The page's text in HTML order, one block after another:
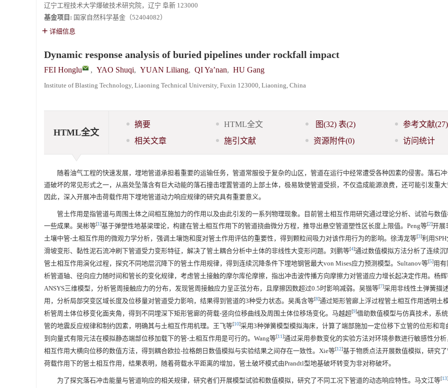
辽宁工程技术大学爆破技术研究院，辽宁 阜新 123000
基金项目: 国家自然科学基金（52404082）
详细信息
Dynamic response analysis of buried pipelines under rockfall impact
FEI Honglu , YAO Shuqi, YUAN Liliang, QI Ya’nan, HU Gang
Institute of Blasting Technology, Liaoning Technical University, Fuxin 123000, Liaoning, China
HTML全文
摘要 HTML全文 图(32) 表(2) 参考文献(27)
相关文章
施引文献 资源附件(0) 访问统计
随着油气工程的快速发展，埋地管道承担着重要的运输任务，管道常服役于复杂的山区，管道在运行中经常遭受各种因素的侵害。落石
道破坏的常见形式之一，从高处坠落含有巨大动能的落石撞击埋置管道的上部土体，极易致使管道受损，不仅造成能源浪费，还可能引发重
因此，深入开展冲击荷载作用下埋地管道动力响应规律的研究具有重要意义。
管土作用是指管道与周围土体之间相互施加力的作用以及由此引发的一系列物理现象。目前管土相互作用研究通过理论分析、试验与数
一些成果。吴彬等[1]基于弹塑性地基梁理论，构建在管土相互作用下的管道挠曲微分方程，推导出悬空管道塑性区长度上限值。Peng等[2]开展
土壤中管-土相互作用的微观力学分析，强调土壤饱和度对管土作用评估的重要性，得到颗粒间吸力对该作用行为的影响。徐涛龙等[3]利用
滑坡变形、黏性泥石流冲刷下管道受力变形特征，解决了管土耦合分析中土体的非线性大变形问题。刘鹏等[4]通过数值模拟方法分析了连续沉
管土相互作用演化过程，探究不同地层沉降下的管土作用规律，得到连续沉降条件下埋地钢管最大von Mises应力预测模型。Sultanov等[5]用
析管道轴、径向应力随时间和管长的变化规律，考虑管土接触的摩尔库伦摩擦，指出冲击波传播方向摩擦力对管道应力增长起决定作用。杨
ANSYS三维模型，分析管周接触应力的分布，发现管周接触应力呈正弦分布，且摩擦因数超过0.5时影响减弱。吴锴等[7]采用非线性土弹簧描
用，分析局部突变区域长度及位移量对管道受力影响，结果得到管道的3种受力状态。吴禹含等[8]通过矩形管廊上浮过程管土相互作用透明土
析管周土体位移变化面夹角，得到不同埋深下矩形管廊的荷载-竖向位移曲线及周围土体位移场变化。马越超[9]借助数值模型与仿真技术，系
管的地震反应规律和制约因素，明确其与土相互作用机理。王飞等[10]采用3种弹簧模型模拟海床，计算了端部施加一定位移下立管的位形和弯
到向量式有限元法在模拟静态端部位移加载下的管-土相互作用是可行的。Wang等[11]通过采用参数变化的实验方法对环境参数进行敏感性分
相互作用大横向位移的数值方法，得到耦合欧拉-拉格朗日数值模拟与实验结果之间存在一致性。Xie等[12]基于物质点法开展数值模拟，研究
荷载作用下的管土相互作用，结果表明，随着荷载水平距离的增加，管土破坏模式由Prandtl型地基破坏转变为非对称破坏。
为了探究落石冲击能量与管道响应的相关规律，研究者们开展模型试验和数值模拟，研究了不同工况下管道的动态响应特性。马文江等[13]